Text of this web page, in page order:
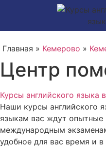
Главная » Кемерово »
Центр
Курсы английского языка
Наши курсы английского
языкам вас ждут опытные
международным
удобное для вас время и